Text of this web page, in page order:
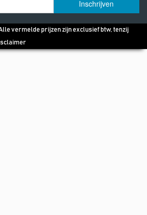
vermelde prijzen zijn exclusief btw, tenzij